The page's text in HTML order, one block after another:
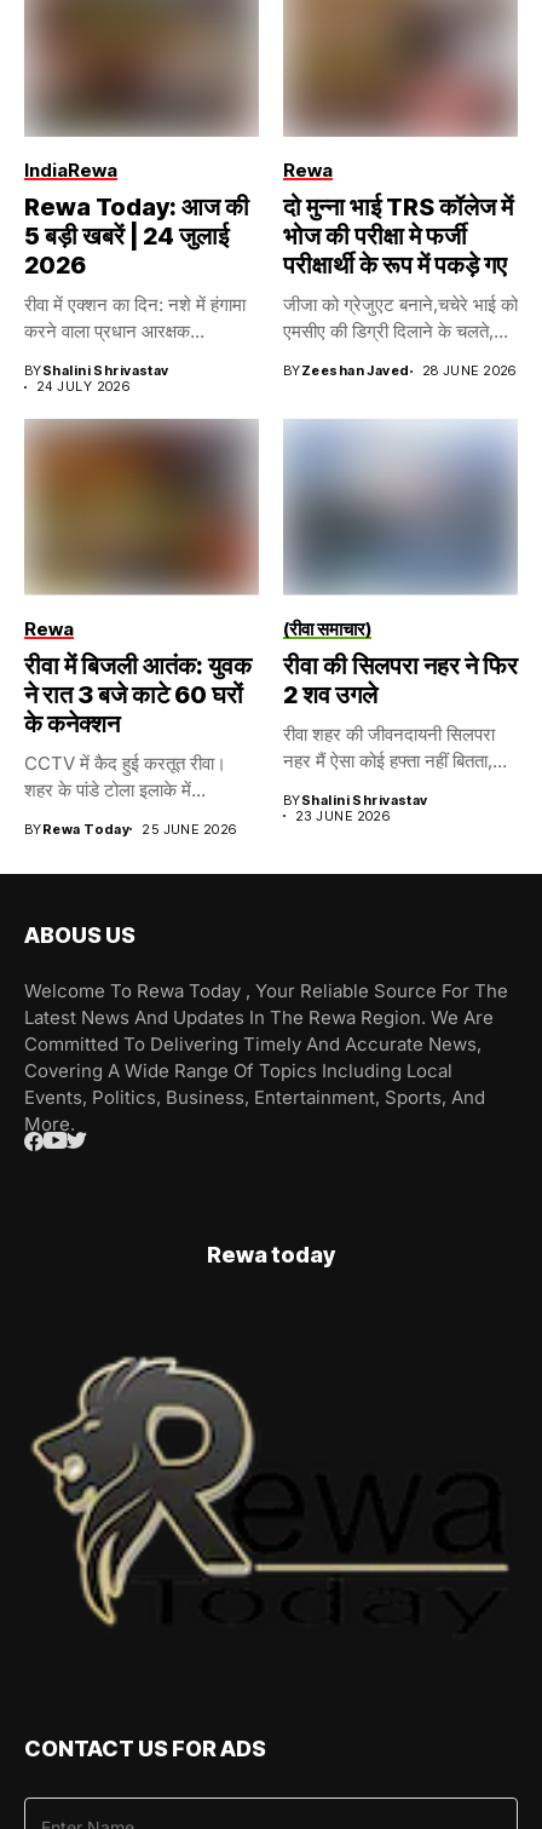
IndiaRewa
Rewa Today: आज की
5 बड़ी खबरें | 24 जुलाई
2026
रीवा में एक्शन का दिन: नशे में हंगामा
करने वाला प्रधान आरक्षक...
BYShalini Shrivastav
24 JULY 2026
Rewa
दो मुन्ना भाई TRS कॉलेज में
भोज की परीक्षा मे फर्जी
परीक्षार्थी के रूप में पकड़े गए
जीजा को ग्रेजुएट बनाने,चचेरे भाई को
एमसीए की डिग्री दिलाने के चलते,...
BYZeeshan Javed 28 JUNE 2026
Rewa
रीवा में बिजली आतंक: युवक
ने रात 3 बजे काटे 60 घरों
के कनेक्शन
CCTV में कैद हुई करतूत रीवा।
शहर के पांडे टोला इलाके में...
BYRewa Today 25 JUNE 2026
(रीवा समाचार)
रीवा की सिलपरा नहर ने फिर
2 शव उगले
रीवा शहर की जीवनदायनी सिलपरा
नहर मैं ऐसा कोई हफ्ता नहीं बितता,...
BYShalini Shrivastav
23 JUNE 2026
ABOUS US
Welcome To Rewa Today , Your Reliable Source For The
Latest News And Updates In The Rewa Region. We Are
Committed To Delivering Timely And Accurate News,
Covering A Wide Range Of Topics Including Local
Events, Politics, Business, Entertainment, Sports, And
More.
Rewa today
CONTACT US FOR ADS